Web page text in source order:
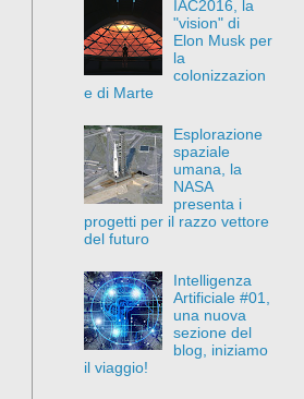
IAC2016, la
"vision" di
Elon Musk per
la
colonizzazion
e di Marte
Esplorazione
spaziale
umana, la
NASA
presenta i
progetti per il razzo vettore
del futuro
Intelligenza
Artificiale #01,
una nuova
sezione del
blog, iniziamo
il viaggio!